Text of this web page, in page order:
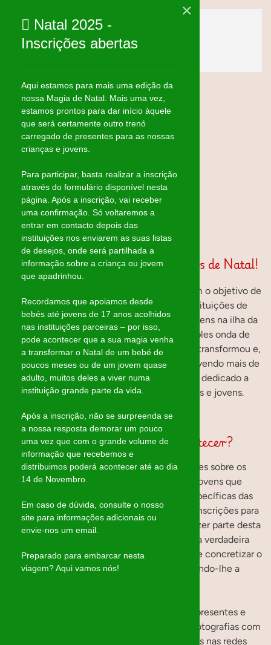
Skip to main content
Bem Vindos à página dos Mágicos de Natal!
Uma iniciativa que teve início em 2014, com o objetivo de
levar a magia do Natal a algumas das instituições de
acolhimento temporário para crianças e jovens na ilha da
Madeira. O que começou como uma simples onda de
solidariedade entre amigos rapidamente se transformou e,
atualmente, apoia cinco instituições, envolvendo mais de
200 “mágicos” que, ano após ano, se têm dedicado a
concretizar os sonhos de muitas crianças e jovens.
Como fazemos a magia acontecer?
Anualmente, questionamos as instituições sobre os
desejos e necessidades das crianças e jovens que
acolhem, assim como as necessidades específicas das
próprias instituições. Em paralelo, abrimos inscrições para
os Mágicos de Natal, pessoas dispostas a fazer parte desta
corrente solidária. De seguida, acontece a verdadeira
magia: atribuímos a cada mágico a missão de concretizar o
desejo de uma criança ou jovem, enviando-lhe a
No início de Dezembro, entregamos os presentes e
deixamos a magia acontecer. Não tiramos fotografias com
as crianças, nem divulgamos os presentes nas redes
×
Natal 2025 -
Inscrições abertas
Aqui estamos para mais uma edição da
nossa Magia de Natal. Mais uma vez,
estamos prontos para dar início àquele
que será certamente outro trenó
carregado de presentes para as nossas
crianças e jovens.
Para participar, basta realizar a inscrição
através do formulário disponível nesta
página. Após a inscrição, vai receber
uma confirmação. Só voltaremos a
entrar em contacto depois das
instituições nos enviarem as suas listas
de desejos, onde será partilhada a
informação sobre a criança ou jovem
que apadrinhou.
Recordamos que apoiamos desde
bebés até jovens de 17 anos acolhidos
nas instituições parceiras – por isso,
pode acontecer que a sua magia venha
a transformar o Natal de um bebé de
poucos meses ou de um jovem quase
adulto, muitos deles a viver numa
instituição grande parte da vida.
Após a inscrição, não se surpreenda se
a nossa resposta demorar um pouco
uma vez que com o grande volume de
informação que recebemos e
distribuimos poderá acontecer até ao dia
14 de Novembro.
Em caso de dúvida, consulte o nosso
site para informações adicionais ou
envie-nos um email.
Preparado para embarcar nesta
viagem? Aqui vamos nós!